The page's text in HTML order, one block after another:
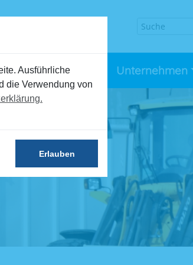
Ausführliche
die Verwendung von
Erlauben
Unternehmen